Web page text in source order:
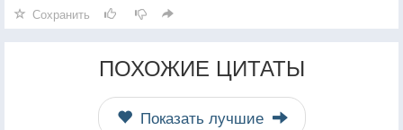
Сохранить
ПОХОЖИЕ ЦИТАТЫ
Показать лучшие